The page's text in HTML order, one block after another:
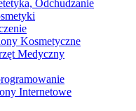
Odchudzanie
Kosmetyczne
Medyczny
Internetowe